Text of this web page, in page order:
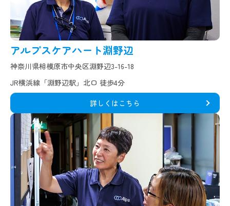
アルプスケアハート淵野辺
神奈川県相模原市中央区淵野辺3-16-18
JR横浜線「淵野辺駅」北口 徒歩4分
詳しくはこちら